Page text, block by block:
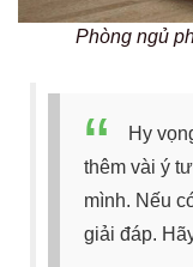
Phòng ngủ
Hy
thêm vài ý
mình. Nếu
giải đáp.